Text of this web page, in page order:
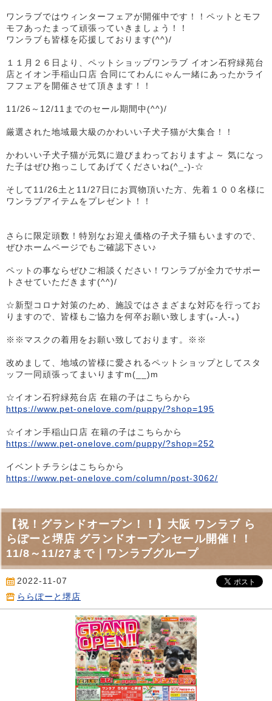
ワンラブではウィンターフェアが開催中です！！ペットとモフ
モフあったまって頑張っていきましょう！！
ワンラブも皆様を応援しております(^^)/
１１月２６日より、ペットショップワンラブ イオン石狩緑苑台
店とイオン手稲山口店 合同にてわんにゃん一緒にあったかライ
フフェアを開催させて頂きます！！
11/26～12/11までのセール期間中(^^)/
厳選された地域最大級のかわいい子犬子猫が大集合！！
かわいい子犬子猫が元気に遊びまわっておりますよ～ 気になっ
た子はぜひ抱っこしてあげてくださいね(^_-)-☆
そして11/26土と11/27日にお買物頂いた方、先着１００名様に
ワンラブアイテムをプレゼント！！
さらに限定頭数！特別なお迎え価格の子犬子猫もいますので、
ぜひホームページでもご確認下さい♪
ペットの事ならぜひご相談ください！ワンラブが全力でサポー
トさせていただきます(^^)/
☆新型コロナ対策のため、施設ではさまざまな対応を行ってお
りますので、皆様もご協力を何卒お願い致します(｡-人-｡)
※※マスクの着用をお願い致しております。※※
改めまして、地域の皆様に愛されるペットショップとしてスタ
ッフ一同頑張ってまいりますm(__)m
☆イオン石狩緑苑台店 在籍の子はこちらから
https://www.pet-onelove.com/puppy/?shop=195
☆イオン手稲山口店 在籍の子はこちらから
https://www.pet-onelove.com/puppy/?shop=252
イベントチラシはこちらから
https://www.pet-onelove.com/column/post-3062/
【祝！グランドオープン！！】大阪 ワンラブ ら
らぽーと堺店 グランドオープンセール開催！！
11/8～11/27まで｜ワンラブグループ
2022-11-07
ららぽーと堺店